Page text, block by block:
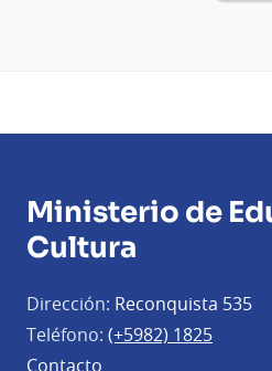
Ministerio de
Cultura
Dirección: Reconquista 535
Teléfono: (+5982) 1825
Contacto